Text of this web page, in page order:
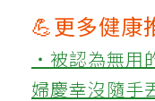
💪更多健康
‧被認為無用
婦慶幸沒隨手